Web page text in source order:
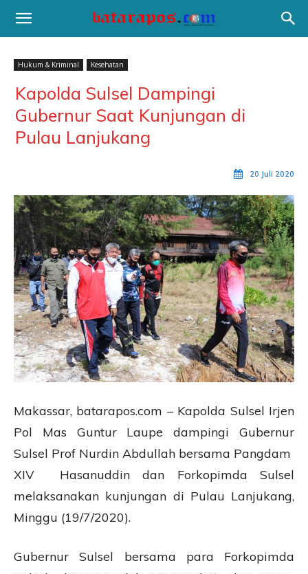
Hukum & Kriminal Kesehatan
Kapolda Sulsel Dampingi
Gubernur Saat Kunjungan di
Pulau Lanjukang
20 Juli 2020
Makassar, batarapos.com – Kapolda Sulsel Irjen
Pol Mas Guntur Laupe dampingi Gubernur
Sulsel Prof Nurdin Abdullah bersama Pangdam
XIV Hasanuddin dan Forkopimda Sulsel
melaksanakan kunjungan di Pulau Lanjukang,
Minggu (19/7/2020).
Gubernur Sulsel bersama para Forkopimda